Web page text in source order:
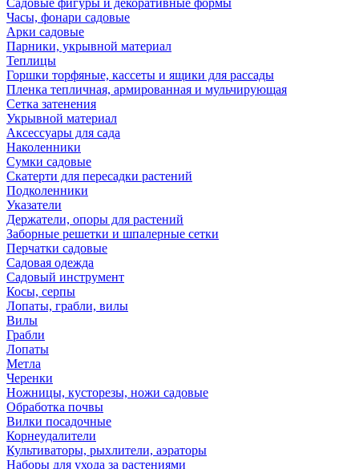
Садовые фигуры и декоративные формы
Часы, фонари садовые
Арки садовые
Парники, укрывной материал
Теплицы
Горшки торфяные, кассеты и ящики для рассады
Пленка тепличная, армированная и мульчирующая
Сетка затенения
Укрывной материал
Аксессуары для сада
Наколенники
Сумки садовые
Скатерти для пересадки растений
Подколенники
Указатели
Держатели, опоры для растений
Заборные решетки и шпалерные сетки
Перчатки садовые
Садовая одежда
Садовый инструмент
Косы, серпы
Лопаты, грабли, вилы
Вилы
Грабли
Лопаты
Метла
Черенки
Ножницы, кусторезы, ножи садовые
Обработка почвы
Вилки посадочные
Корнеудалители
Культиваторы, рыхлители, аэраторы
Наборы для ухода за растениями